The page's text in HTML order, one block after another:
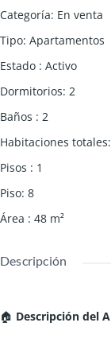
Categoría: En venta
Tipo: Apartamentos
Estado : Activo
Dormitorios: 2
Baños : 2
Habitaciones totales:
Pisos : 1
Piso: 8
Área : 48 m²
Descripción
🏠 Descripción del